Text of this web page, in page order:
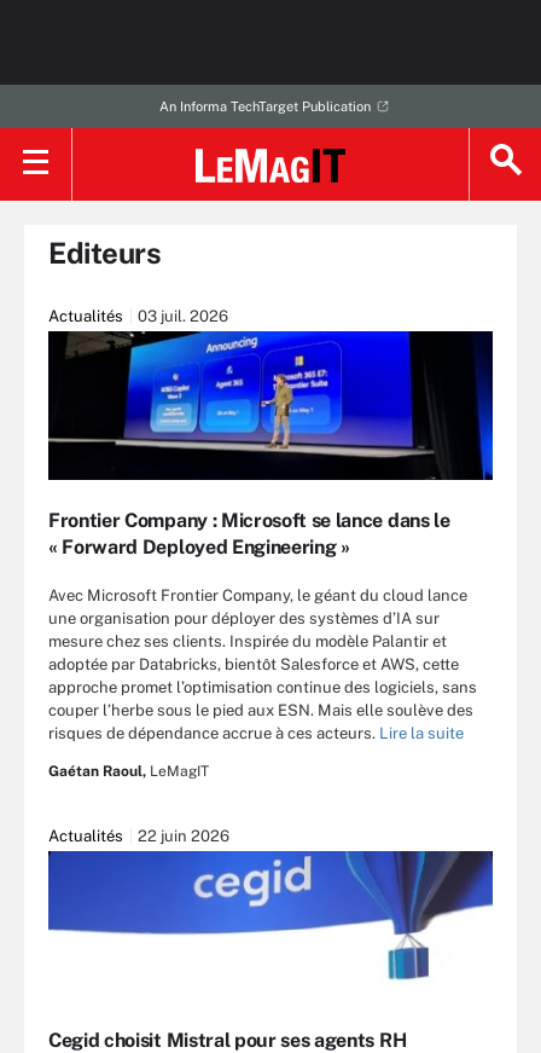
An Informa TechTarget Publication
Editeurs
Actualités 03 juil. 2026
Frontier Company : Microsoft se lance dans le
« Forward Deployed Engineering »
Avec Microsoft Frontier Company, le géant du cloud lance
une organisation pour déployer des systèmes d’IA sur
mesure chez ses clients. Inspirée du modèle Palantir et
adoptée par Databricks, bientôt Salesforce et AWS, cette
approche promet l’optimisation continue des logiciels, sans
couper l’herbe sous le pied aux ESN. Mais elle soulève des
risques de dépendance accrue à ces acteurs. Lire la suite
Gaétan Raoul, LeMagIT
Actualités 22 juin 2026
Cegid choisit Mistral pour ses agents RH